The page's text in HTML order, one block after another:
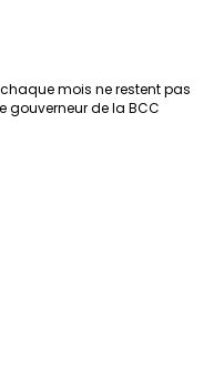
mois ne restent pas
gouverneur de la BCC